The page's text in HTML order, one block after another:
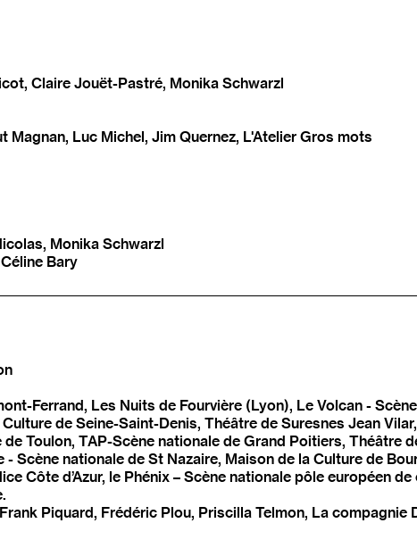
Claire Jouët-Pastré, Monika Schwarzl
Luc Michel, Jim Quernez, L'Atelier Gros mots
Monika Schwarzl
Bary
Ferrand, Les Nuits de Fourvière (Lyon), Le Volcan -
de Seine-Saint-Denis, Théâtre de Suresnes Jean
Toulon, TAP-Scène nationale de Grand Poitiers, Théâtre
nationale de St Nazaire, Maison de la Culture de
Côte d’Azur, le Phénix – Scène nationale pôle européen de
Piquard, Frédéric Plou, Priscilla Telmon, La